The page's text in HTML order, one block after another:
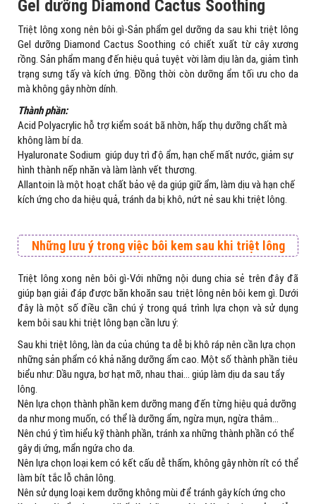
Gel dưỡng Diamond Cactus Soothing
Triệt lông xong nên bôi gì-Sản phẩm gel dưỡng da sau khi triệt lông
Gel dưỡng Diamond Cactus Soothing có chiết xuất từ cây xương
rồng. Sản phẩm mang đến hiệu quả tuyệt vời làm dịu làn da, giảm tình
trạng sưng tấy và kích ứng. Đồng thời còn dưỡng ẩm tối ưu cho da
mà không gây nhờn dính.
Thành phần:
Acid Polyacrylic hỗ trợ kiểm soát bã nhờn, hấp thụ dưỡng chất mà
không làm bí da.
Hyaluronate Sodium giúp duy trì độ ẩm, hạn chế mất nước, giảm sự
hình thành nếp nhăn và làm lành vết thương.
Allantoin là một hoạt chất bảo vệ da giúp giữ ẩm, làm dịu và hạn chế
kích ứng cho da hiệu quả, tránh da bị khô, nứt nẻ sau khi triệt lông.
Những lưu ý trong việc bôi kem sau khi triệt lông
Triệt lông xong nên bôi gì-Với những nội dung chia sẻ trên đây đã
giúp bạn giải đáp được băn khoăn sau triệt lông nên bôi kem gì. Dưới
đây là một số điều cần chú ý trong quá trình lựa chọn và sử dụng
kem bôi sau khi triệt lông bạn cần lưu ý:
Sau khi triệt lông, làn da của chúng ta dễ bị khô ráp nên cần lựa chọn
những sản phẩm có khả năng dưỡng ẩm cao. Một số thành phần tiêu
biểu như: Dầu ngựa, bơ hạt mỡ, nhau thai… giúp làm dịu da sau tẩy
lông.
Nên lựa chọn thành phần kem dưỡng mang đến từng hiệu quả dưỡng
da như mong muốn, có thể là dưỡng ẩm, ngừa mụn, ngừa thâm…
Nên chú ý tìm hiểu kỹ thành phần, tránh xa những thành phần có thể
gây dị ứng, mẩn ngứa cho da.
Nên lựa chọn loại kem có kết cấu dễ thấm, không gây nhờn rít có thể
làm bít tắc lỗ chân lông.
Nên sử dụng loại kem dưỡng không mùi để tránh gây kích ứng cho